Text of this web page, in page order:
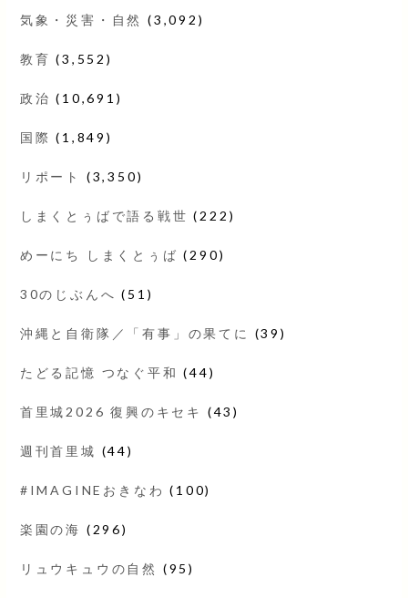
気象・災害・自然 (3,092)
教育 (3,552)
政治 (10,691)
国際 (1,849)
リポート (3,350)
しまくとぅばで語る戦世 (222)
めーにち しまくとぅば (290)
30のじぶんへ (51)
沖縄と自衛隊／「有事」の果てに (39)
たどる記憶 つなぐ平和 (44)
首里城2026 復興のキセキ (43)
週刊首里城 (44)
#IMAGINEおきなわ (100)
楽園の海 (296)
リュウキュウの自然 (95)